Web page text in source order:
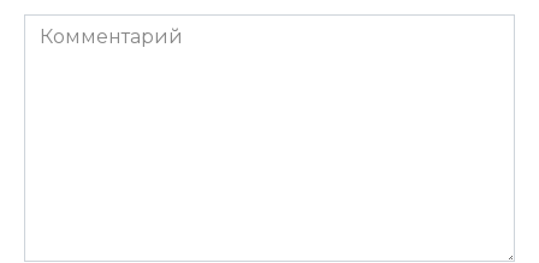
Комментарий